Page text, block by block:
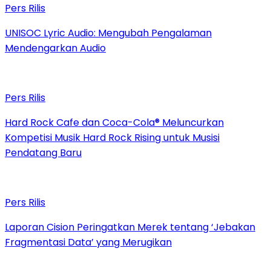
Pers Rilis
UNISOC Lyric Audio: Mengubah Pengalaman
Mendengarkan Audio
Pers Rilis
Hard Rock Cafe dan Coca-Cola® Meluncurkan
Kompetisi Musik Hard Rock Rising untuk Musisi
Pendatang Baru
Pers Rilis
Laporan Cision Peringatkan Merek tentang ‘Jebakan
Fragmentasi Data’ yang Merugikan